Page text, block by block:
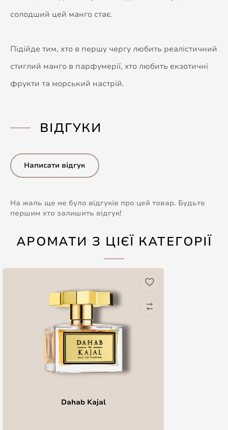
солодший цей манго стає.
Підійде тим, хто в першу чергу любить реалістичний
стиглий манго в парфумерії, хто любить екзотичні
фрукти та морський настрій.
ВІДГУКИ
Написати відгук
На жаль ще не було відгуків про цей товар. Будьте
першим хто залишить відгук!
АРОМАТИ З ЦІЄЇ КАТЕГОРІЇ
Dahab Kajal